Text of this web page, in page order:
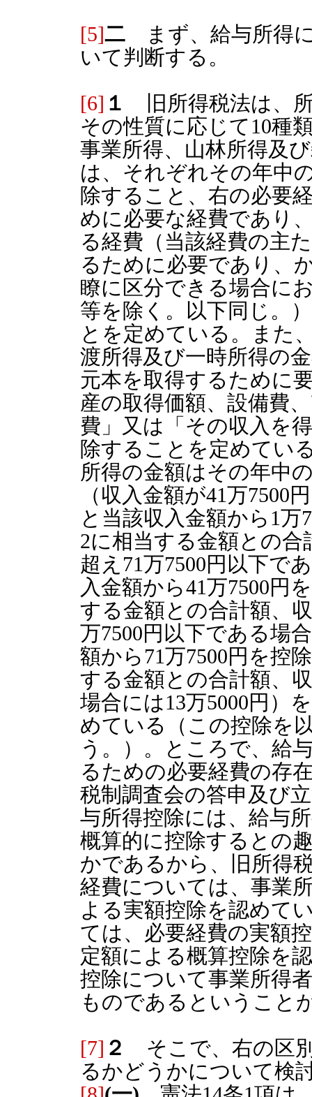
[5]二 まず、給与所得
いて判断する。
[6] １
旧所得税法は、
その性質に応じて10種
事業所得、山林所得及
は、それぞれその年中
除すること、右の必要
めに必要な経費であり
る経費（当該経費の主
るために必要であり、
瞭に区分できる場合に
等を除く。以下同じ。
とを定めている。また
渡所得及び一時所得の
元本を取得するために
産の取得価額、設備費
費」又は「その収入を
除することを定めてい
所得の金額はその年中
（収入金額が41万7500
と当該収入金額から1万
2に相当する金額との合
超え71万7500円以下で
入金額から41万7500円
する金額との合計額、
万7500円以下である場
額から71万7500円を控
する金額との合計額、
場合には13万5000円）
めている（この控除を
う。）。ところで、給
るための必要経費の存
税制調査会の答申及び
与所得控除には、給与
概算的に控除するとの
かであるから、旧所得
経費については、事業
よる実額控除を認めて
ては、必要経費の実額
定額による概算控除を
控除について事業所得
ものであるということ
[7] ２
そこで、右の区
るかどうかについて検